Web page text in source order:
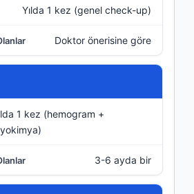
Olanlar
Yılda 1 kez (genel check-up)
Doktor önerisine göre
1 kez (hemogram +
3-6 ayda bir